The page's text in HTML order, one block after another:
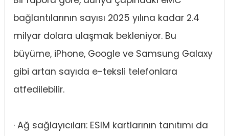
bağlantılarının sayısı 2025 yılına kadar 2.4
milyar dolara ulaşmak bekleniyor. Bu
büyüme, iPhone, Google ve Samsung Galaxy
gibi artan sayıda e-teksli telefonlara
atfedilebilir.
· Ağ sağlayıcıları: ESIM kartlarının tanıtımı da